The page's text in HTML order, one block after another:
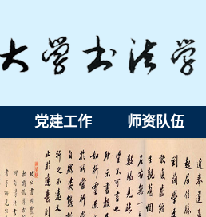
党建工作 师资队伍